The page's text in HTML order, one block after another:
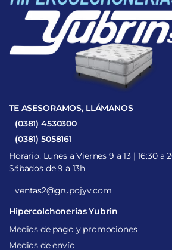
TE ASESORAMOS, LLÁMANOS
(0381) 4530300
(0381) 5058161
Horario: Lunes a Viernes 9 a 13 | 16:30 a
Sábados de 9 a 13h
ventas2@grupojyv.com
Hipercolchonerias Yubrin
Medios de pago y promociones
Medios de envío